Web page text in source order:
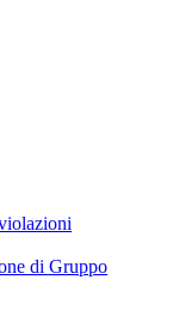
di Gruppo